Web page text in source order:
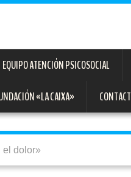
EQUIPO ATENCIÓN PSICOSOCIAL
«LA CAIXA»
el dolor»